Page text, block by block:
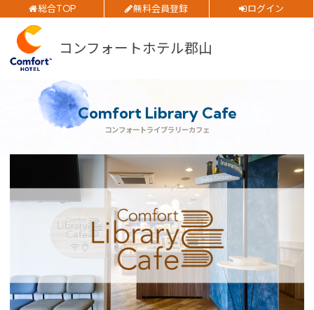
総合TOP 無料会員登録 ログイン
コンフォートホテル郡山
チェックイン日
チェックアウト日
部屋数
大人人数
空室検索
会員特典のご案内
Comfort Library Cafe
コンフォートライブラリーカフェ
閉じる